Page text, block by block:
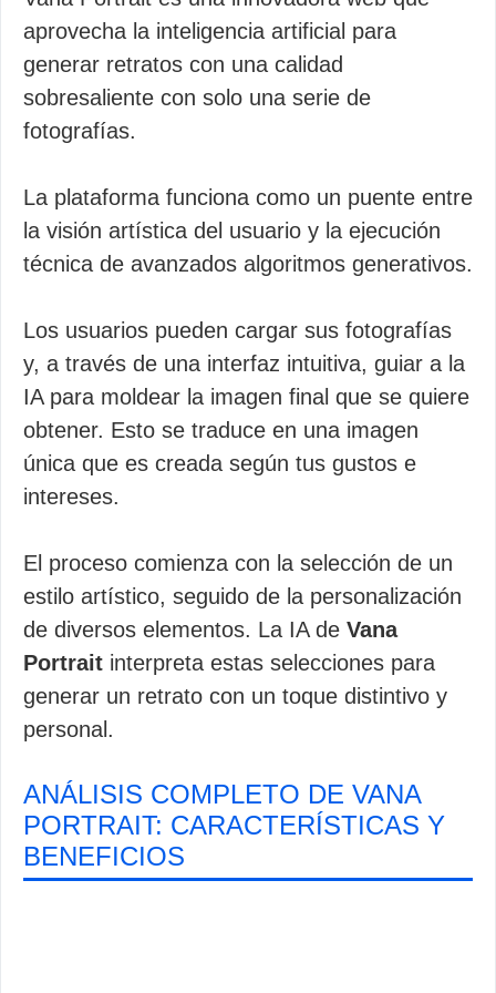
aprovecha la inteligencia artificial para
generar retratos con una calidad
sobresaliente con solo una serie de
fotografías.
La plataforma funciona como un puente entre
la visión artística del usuario y la ejecución
técnica de avanzados algoritmos generativos.
Los usuarios pueden cargar sus fotografías
y, a través de una interfaz intuitiva, guiar a la
IA para moldear la imagen final que se quiere
obtener. Esto se traduce en una imagen
única que es creada según tus gustos e
intereses.
El proceso comienza con la selección de un
estilo artístico, seguido de la personalización
de diversos elementos. La IA de Vana
Portrait interpreta estas selecciones para
generar un retrato con un toque distintivo y
personal.
ANÁLISIS COMPLETO DE VANA
PORTRAIT: CARACTERÍSTICAS Y
BENEFICIOS